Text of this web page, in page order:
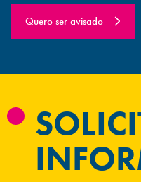
Quero ser avisado